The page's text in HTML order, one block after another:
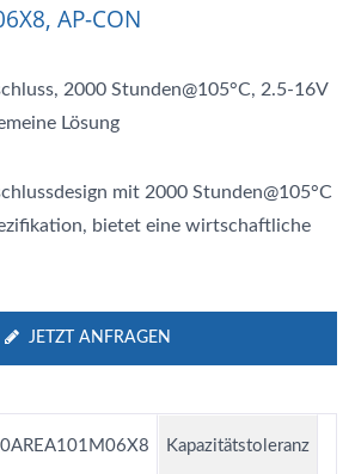
AP-CON
2000 Stunden@105°C, 2.5-16V
Lösung
mit 2000 Stunden@105°C
bietet eine wirtschaftliche
JETZT ANFRAGEN
Kapazitätstoleranz